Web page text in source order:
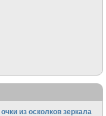
из осколков зеркала